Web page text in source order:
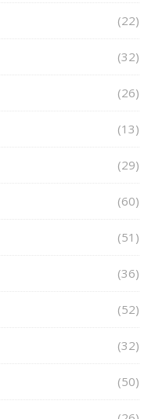
(22)
(32)
(26)
(13)
(29)
(60)
(51)
(36)
(52)
(32)
(50)